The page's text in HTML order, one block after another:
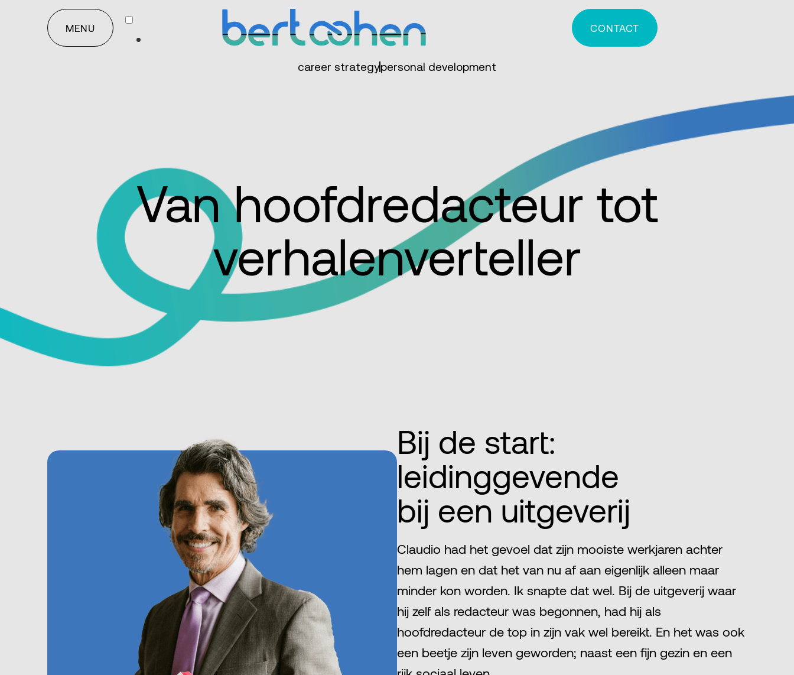
MENU
career strategypersonal development
CONTACT
Van hoofdredacteur tot
verhalenverteller
Bij de start:
leidinggevende
bij een uitgeverij
Claudio had het gevoel dat zijn mooiste werkjaren achter
hem lagen en dat het van nu af aan eigenlijk alleen maar
minder kon worden. Ik snapte dat wel. Bij de uitgeverij waar
hij zelf als redacteur was begonnen, had hij als
hoofdredacteur de top in zijn vak wel bereikt. En het was ook
een beetje zijn leven geworden; naast een fijn gezin en een